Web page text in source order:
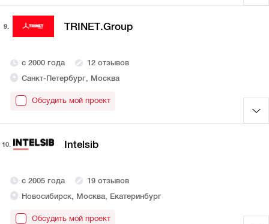
9. TRINET.Group
с 2000 года
12 отзывов
Санкт-Петербург, Москва
Обсудить мой проект
10. Intelsib
с 2005 года
19 отзывов
Новосибирск, Москва, Екатеринбург
Обсудить мой проект